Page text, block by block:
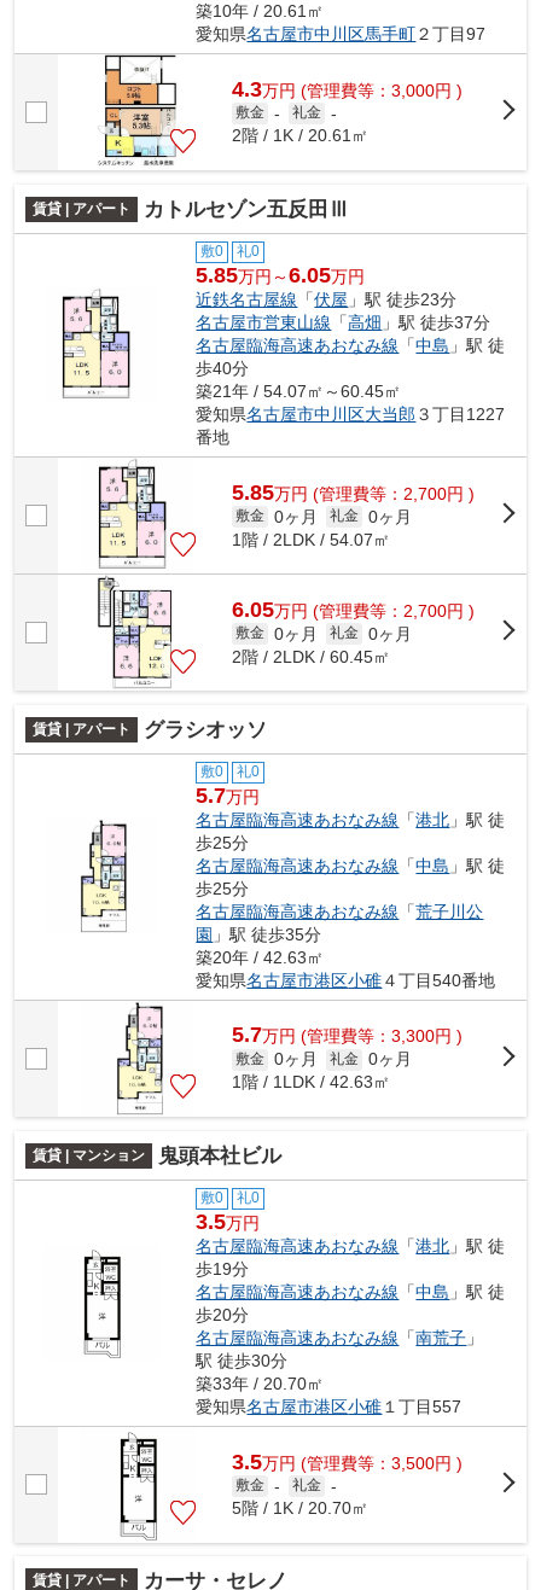
築10年 / 20.61㎡
愛知県名古屋市中川区馬手町２丁目97
4.3万円 (管理費等：3,000円 )
敷金 - 礼金 -
2階 / 1K / 20.61㎡
賃貸 | アパート カトルセゾン五反田Ⅲ
敷0 礼0
5.85万円～6.05万円
近鉄名古屋線 「伏屋 」駅 徒歩23分
名古屋市営東山線 「高畑 」駅 徒歩37分
名古屋臨海高速あおなみ線 「中島 」駅 徒
歩40分
築21年 / 54.07㎡～60.45㎡
愛知県名古屋市中川区大当郎 ３丁目1227
番地
5.85万円 (管理費等：2,700円 )
敷金 0ヶ月 礼金 0ヶ月
1階 / 2LDK / 54.07㎡
6.05万円 (管理費等：2,700円 )
敷金 0ヶ月 礼金 0ヶ月
2階 / 2LDK / 60.45㎡
賃貸 | アパート グラシオッソ
敷0 礼0
5.7万円
名古屋臨海高速あおなみ線 「港北 」駅 徒
歩25分
名古屋臨海高速あおなみ線 「中島 」駅 徒
歩25分
名古屋臨海高速あおなみ線 「荒子川公
園 」駅 徒歩35分
築20年 / 42.63㎡
愛知県名古屋市港区小碓４丁目540番地
5.7万円 (管理費等：3,300円 )
敷金 0ヶ月 礼金 0ヶ月
1階 / 1LDK / 42.63㎡
賃貸 | マンション 鬼頭本社ビル
敷0 礼0
3.5万円
名古屋臨海高速あおなみ線 「港北 」駅 徒
歩19分
名古屋臨海高速あおなみ線 「中島 」駅 徒
歩20分
名古屋臨海高速あおなみ線 「南荒子 」
駅 徒歩30分
築33年 / 20.70㎡
愛知県名古屋市港区小碓 １丁目557
3.5万円 (管理費等：3,500円 )
敷金 - 礼金 -
5階 / 1K / 20.70㎡
賃貸 | アパート カーサ・セレノ